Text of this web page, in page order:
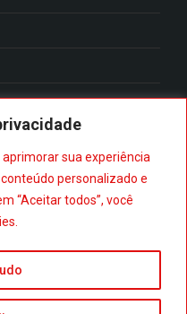
sua experiência
personalizado e
“Aceitar todos”, você